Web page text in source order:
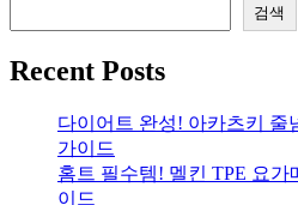
검색
Recent Posts
다이어트 완성! 아카츠키 줄
가이드
홈트 필수템! 멜킨 TPE 요가
이드